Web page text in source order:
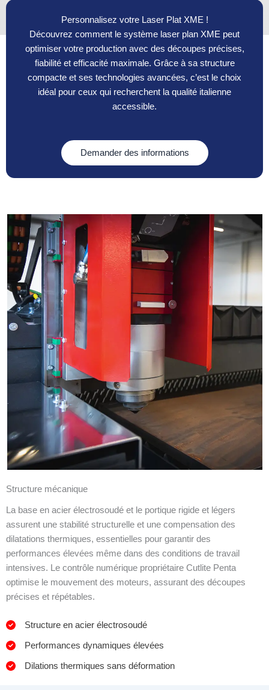
production.
Personnalisez votre Laser Plat XME !
Découvrez comment le système laser plan XME peut
optimiser votre production avec des découpes précises,
fiabilité et efficacité maximale. Grâce à sa structure
compacte et ses technologies avancées, c’est le choix
idéal pour ceux qui recherchent la qualité italienne
accessible.
Demander des informations
Structure mécanique
La base en acier électrosoudé et le portique rigide et légers
assurent une stabilité structurelle et une compensation des
dilatations thermiques, essentielles pour garantir des
performances élevées même dans des conditions de travail
intensives. Le contrôle numérique propriétaire Cutlite Penta
optimise le mouvement des moteurs, assurant des découpes
précises et répétables.
Structure en acier électrosoudé
Performances dynamiques élevées
Dilations thermiques sans déformation